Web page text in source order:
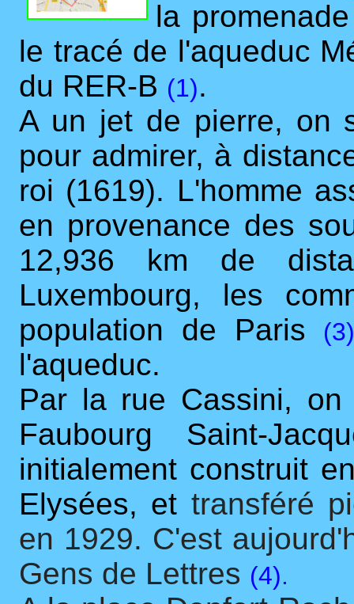
la
le tracé de l'aqueduc
du RER-B (1).
A un jet de pierre, on
pour admirer, à
roi (1619). L'homme
en provenance des
12,936 km de
Luxembourg, les
population de Paris
l'aqueduc.
Par la rue Cassini,
Faubourg Saint-
initialement construit
Elysées, et transféré
en 1929. C'est
Gens de Lettres (4).